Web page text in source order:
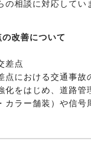
の相談に対応してい
改善について
差点
点における交通事故
化をはじめ、道路
カラー舗装）や信号